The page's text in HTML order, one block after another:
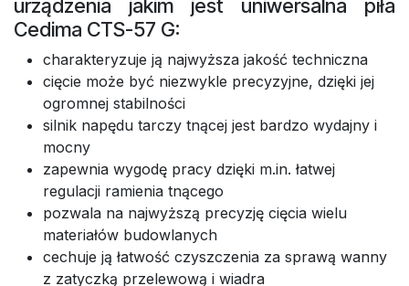
urządzenia jakim jest uniwersalna piła
Cedima CTS-57 G:
charakteryzuje ją najwyższa jakość techniczna
cięcie może być niezwykle precyzyjne, dzięki jej
ogromnej stabilności
silnik napędu tarczy tnącej jest bardzo wydajny i
mocny
zapewnia wygodę pracy dzięki m.in. łatwej
regulacji ramienia tnącego
pozwala na najwyższą precyzję cięcia wielu
materiałów budowlanych
cechuje ją łatwość czyszczenia za sprawą wanny
z zatyczką przelewową i wiadra